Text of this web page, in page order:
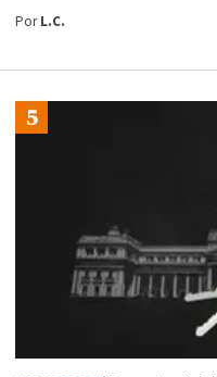
PorL.C.